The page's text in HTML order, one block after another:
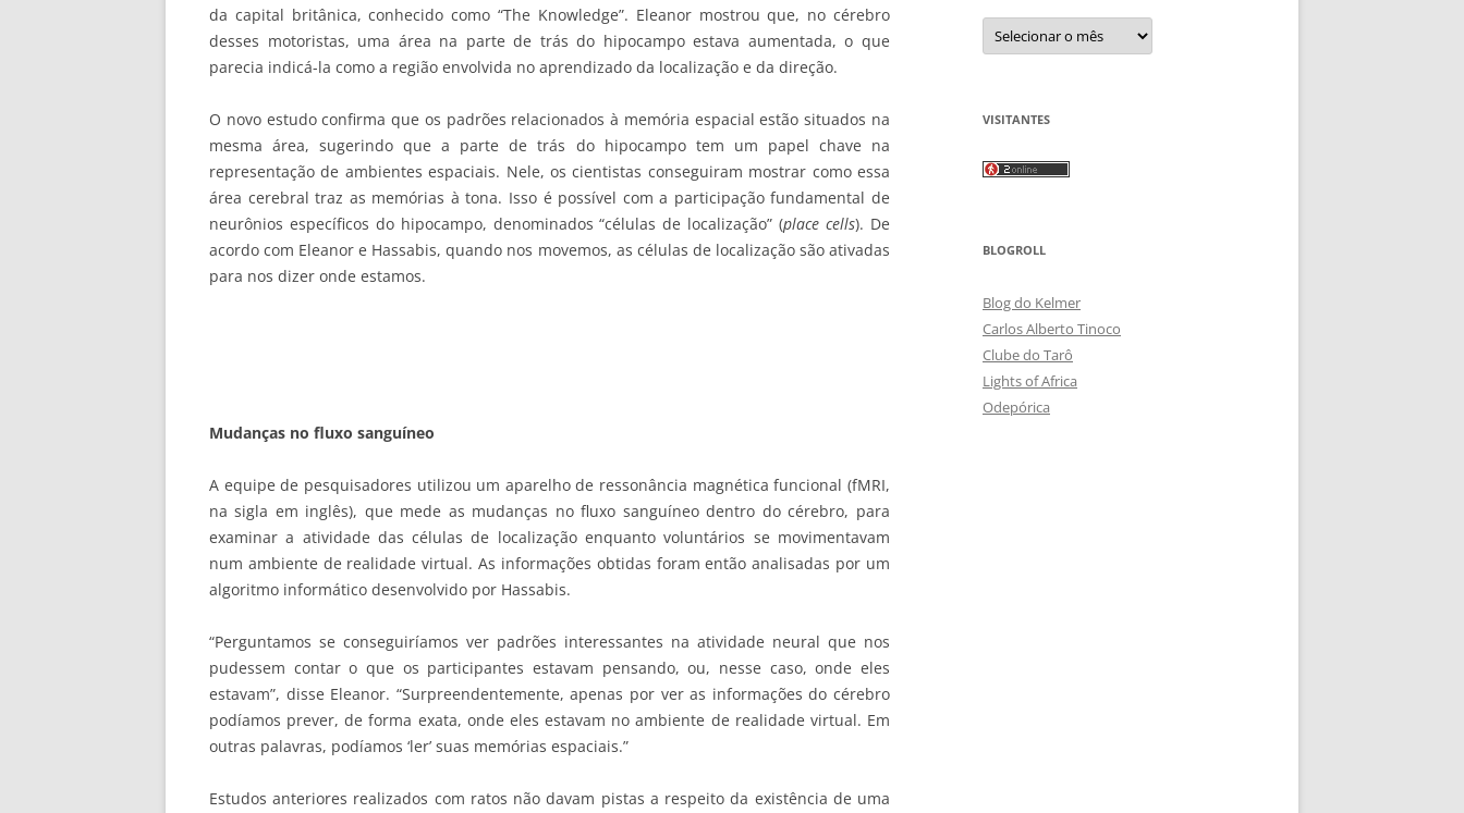
da capital britânica, conhecido como “The Knowledge”. Eleanor mostrou que, no cérebro
desses motoristas, uma área na parte de trás do hipocampo estava aumentada, o que
parecia indicá-la como a região envolvida no aprendizado da localização e da direção.
O novo estudo confirma que os padrões relacionados à memória espacial estão situados na
mesma área, sugerindo que a parte de trás do hipocampo tem um papel chave na
representação de ambientes espaciais. Nele, os cientistas conseguiram mostrar como essa
área cerebral traz as memórias à tona. Isso é possível com a participação fundamental de
neurônios específicos do hipocampo, denominados “células de localização” (place cells). De
acordo com Eleanor e Hassabis, quando nos movemos, as células de localização são ativadas
para nos dizer onde estamos.
Mudanças no fluxo sanguíneo
A equipe de pesquisadores utilizou um aparelho de ressonância magnética funcional (fMRI,
na sigla em inglês), que mede as mudanças no fluxo sanguíneo dentro do cérebro, para
examinar a atividade das células de localização enquanto voluntários se movimentavam
num ambiente de realidade virtual. As informações obtidas foram então analisadas por um
algoritmo informático desenvolvido por Hassabis.
“Perguntamos se conseguiríamos ver padrões interessantes na atividade neural que nos
pudessem contar o que os participantes estavam pensando, ou, nesse caso, onde eles
estavam”, disse Eleanor. “Surpreendentemente, apenas por ver as informações do cérebro
podíamos prever, de forma exata, onde eles estavam no ambiente de realidade virtual. Em
outras palavras, podíamos ‘ler’ suas memórias espaciais.”
Estudos anteriores realizados com ratos não davam pistas a respeito da existência de uma
Arquivos
VISITANTES
BLOGROLL
Blog do Kelmer
Carlos Alberto Tinoco
Clube do Tarô
Lights of Africa
Odepórica